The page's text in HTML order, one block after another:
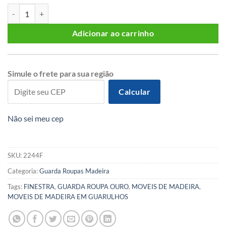
Adicionar ao carrinho
Simule o frete para sua região
Calcular
Não sei meu cep
SKU: 2244F
Categoria:Guarda Roupas Madeira
Tags: FINESTRA, GUARDA ROUPA OURO, MOVEIS DE MADEIRA,
MOVEIS DE MADEIRA EM GUARULHOS